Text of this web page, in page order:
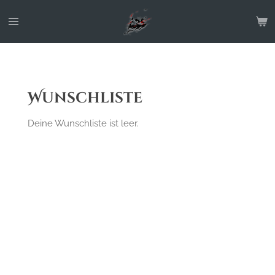
Hauptinhalt
Wunschliste
Deine Wunschliste ist leer.